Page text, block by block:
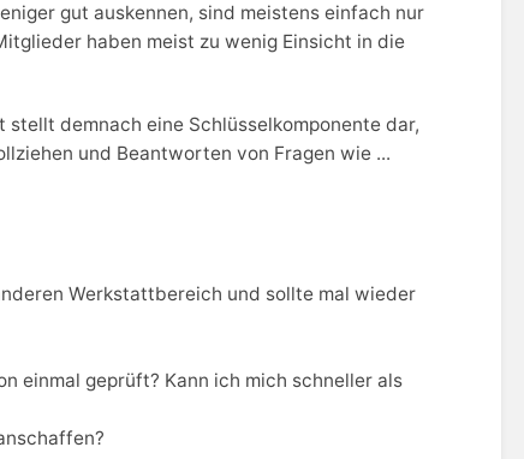
gut auskennen, sind meistens einfach nur
haben meist zu wenig Einsicht in die
demnach eine Schlüsselkomponente dar,
und Beantworten von Fragen wie ...
Werkstattbereich und sollte mal wieder
einmal geprüft? Kann ich mich schneller als